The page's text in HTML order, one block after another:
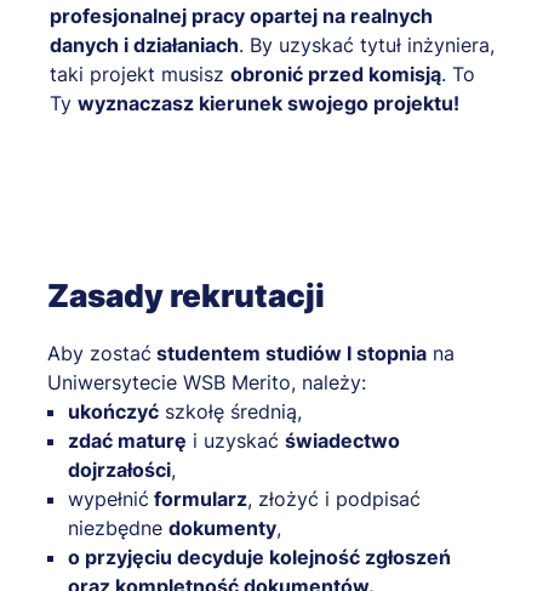
profesjonalnej pracy opartej na realnych
danych i działaniach. By uzyskać tytuł inżyniera,
taki projekt musisz obronić przed komisją. To
Ty wyznaczasz kierunek swojego projektu!
Zasady rekrutacji
Aby zostać studentem studiów I stopnia na
Uniwersytecie WSB Merito, należy:
ukończyć szkołę średnią,
zdać maturę i uzyskać świadectwo
dojrzałości,
wypełnić formularz, złożyć i podpisać
niezbędne dokumenty,
o przyjęciu decyduje kolejność zgłoszeń
oraz kompletność dokumentów.